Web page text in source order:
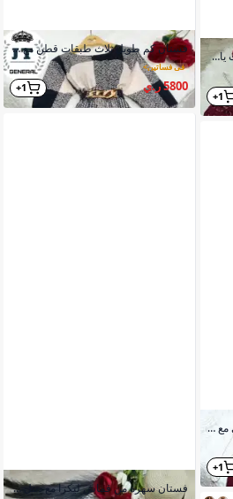
فستان طويل تركي تصميم للخرجات ياقة قمصان أكمام طويلة حزام منفصل
1+
فستان نسائي طويل قطعتين كتافي مع شميز ياقة زرارات أكمام حيرانه
1+
فستان كم طويل ثلاث طبقات قطن مع حزام منفصل للزيارات والحفلات
في فساتين>
5800 ر.ي 1+
فستان سهرة من قماش ليكرا مع دنتل حاشية وقلبة بصدر